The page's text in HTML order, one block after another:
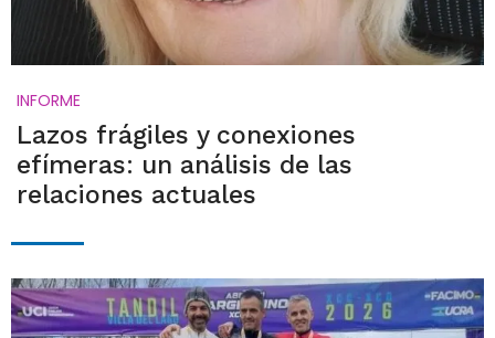
INFORME
Lazos frágiles y conexiones
efímeras: un análisis de las
relaciones actuales